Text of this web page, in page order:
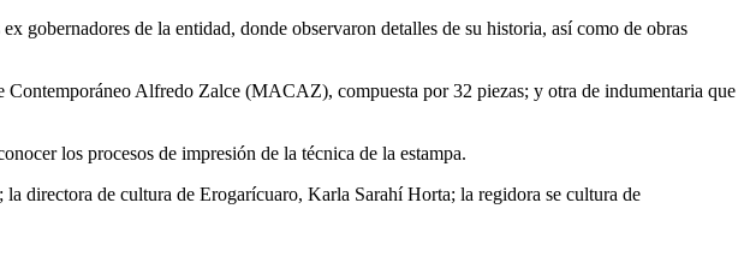
gobernadores de la entidad, donde observaron detalles de su historia, así como de obras
Contemporáneo Alfredo Zalce (MACAZ), compuesta por 32 piezas; y otra de indumentaria que
los procesos de impresión de la técnica de la estampa.
directora de cultura de Erogarícuaro, Karla Sarahí Horta; la regidora se cultura de